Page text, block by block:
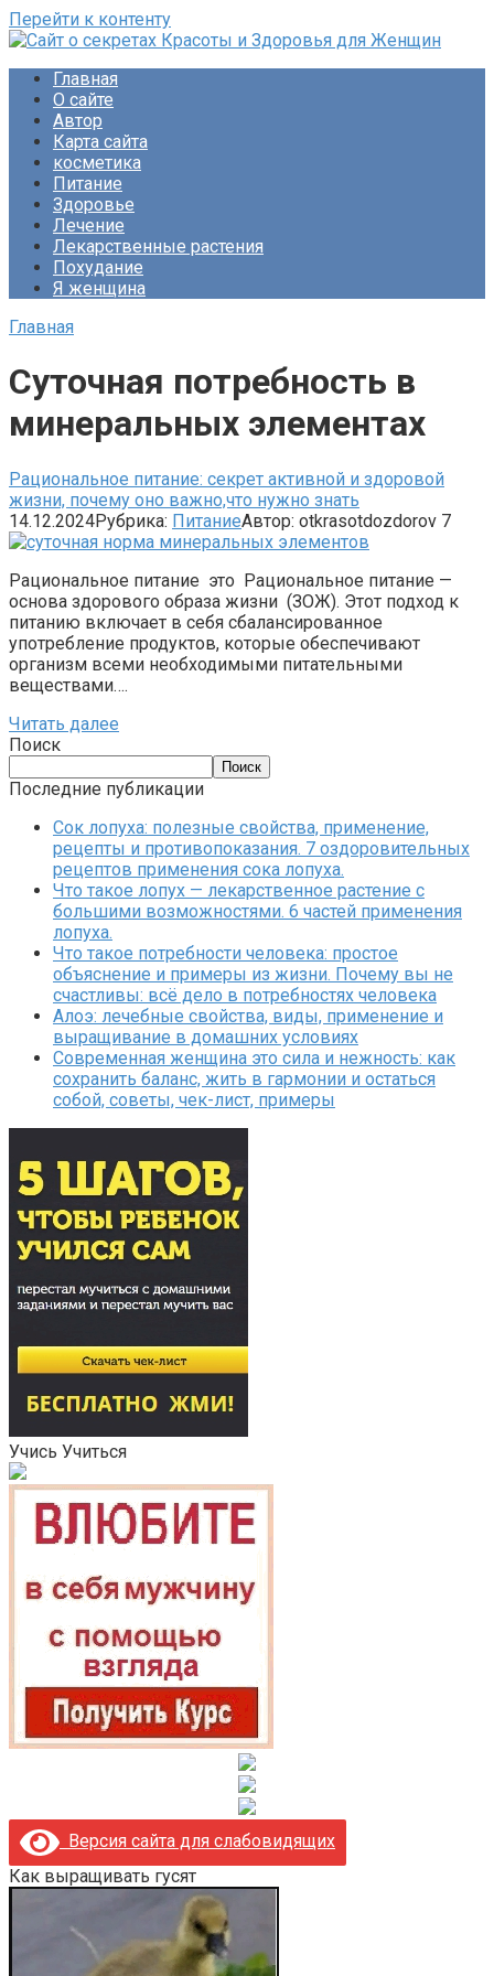
Перейти к контенту
Раскройте тайны ухода за собой, питания и народной
медицины. Советы по похудению и обретению женского
счастья. Будьте прекрасны!
Главная
О сайте
Автор
Карта сайта
косметика
Питание
Здоровье
Лечение
Лекарственные растения
Похудание
Я женщина
Главная
Суточная потребность в
минеральных элементах
Рациональное питание: секрет активной и здоровой
жизни, почему оно важно,что нужно знать
14.12.2024Рубрика: ПитаниеАвтор: otkrasotdozdorov 7
Рациональное питание это Рациональное питание —
основа здорового образа жизни (ЗОЖ). Этот подход к
питанию включает в себя сбалансированное
употребление продуктов, которые обеспечивают
организм всеми необходимыми питательными
веществами….
Читать далее
Поиск
Поиск
Последние публикации
Сок лопуха: полезные свойства, применение,
рецепты и противопоказания. 7 оздоровительных
рецептов применения сока лопуха.
Что такое лопух — лекарственное растение с
большими возможностями. 6 частей применения
лопуха.
Что такое потребности человека: простое
объяснение и примеры из жизни. Почему вы не
счастливы: всё дело в потребностях человека
Алоэ: лечебные свойства, виды, применение и
выращивание в домашних условиях
Современная женщина это сила и нежность: как
сохранить баланс, жить в гармонии и остаться
собой, советы, чек-лист, примеры
Учись Учиться
Версия сайта для слабовидящих
Как выращивать гусят